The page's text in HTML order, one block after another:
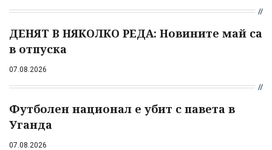
ДЕНЯТ В НЯКОЛКО РЕДА: Новините май са
в отпуска
07.08.2026
Футболен национал е убит с павета в
Уганда
07.08.2026